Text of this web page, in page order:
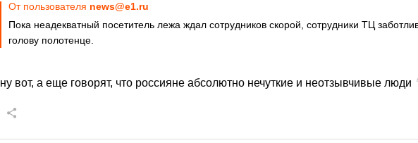
От пользователя news@e1.ru
Пока неадекватный посетитель лежа ждал сотрудников скорой, сотрудники ТЦ
голову полотенце.
ну вот, а еще говорят, что россияне абсолютно нечуткие и неотзывчивые люди